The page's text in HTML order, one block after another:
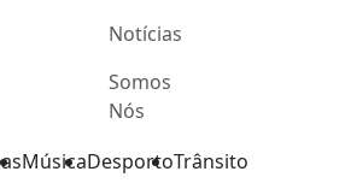
Notícias
Somos
Nós
MúsicaDesportoTrânsito